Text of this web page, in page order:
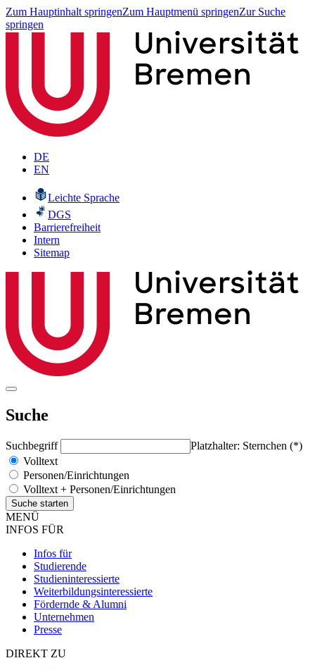
Zum Hauptinhalt springenZum Hauptmenü springenZur Suche
springen
DE
EN
Leichte Sprache
DGS
Barrierefreiheit
Intern
Sitemap
Suche
Suchbegriff
Platzhalter: Sternchen (*)
Volltext
Personen/Einrichtungen
Volltext + Personen/Einrichtungen
MENÜ
INFOS FÜR
Infos für
Studierende
Studieninteressierte
Weiterbildungsinteressierte
Fördernde & Alumni
Unternehmen
Presse
DIREKT ZU